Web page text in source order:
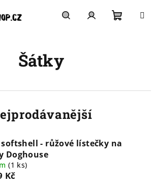
Šátky
- růžové lístečky na
Doghouse
(1 ks)
Kč